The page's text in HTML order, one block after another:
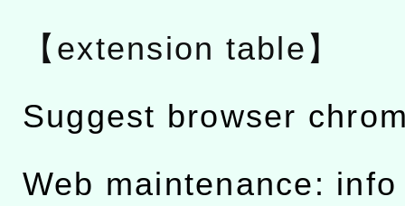
【extension table】
Suggest browser
Web maintenance: